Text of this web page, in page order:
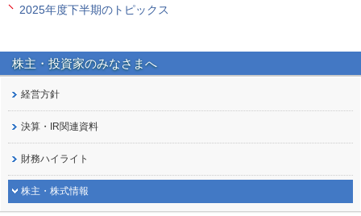
2025年度下半期のトピックス
株主・投資家のみなさまへ
経営方針
決算・IR関連資料
財務ハイライト
株主・株式情報